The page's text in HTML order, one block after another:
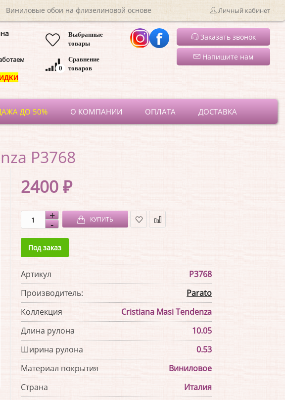
Виниловые обои на флизелиновой основе Личный кабинет
Выбранные
товары
Сравнение
товаров
0
Заказать звонок
Напишите нам
ДО 50% О КОМПАНИИ ОПЛАТА ДОСТАВКА
P3768
2400 ₽
КУПИТЬ
Под заказ
Артикул
P3768
Производитель:
Parato
Коллекция
Cristiana Masi Tendenza
Длина рулона
10.05
Ширина рулона
0.53
Материал покрытия
Виниловое
Страна
Италия